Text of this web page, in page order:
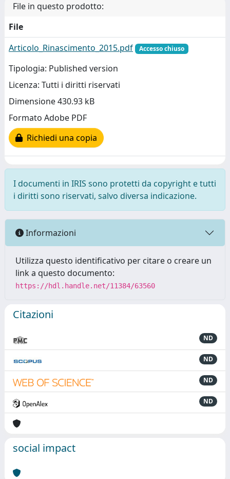
File in questo prodotto:
File
Articolo_Rinascimento_2015.pdf
Accesso chiuso
Tipologia: Published version
Licenza: Tutti i diritti riservati
Dimensione 430.93 kB
Formato Adobe PDF
Richiedi una copia
I documenti in IRIS sono protetti da copyright e tutti
i diritti sono riservati, salvo diversa indicazione.
Informazioni
Utilizza questo identificativo per citare o creare un
link a questo documento:
https://hdl.handle.net/11384/63560
Citazioni
ND
ND
ND
ND
social impact